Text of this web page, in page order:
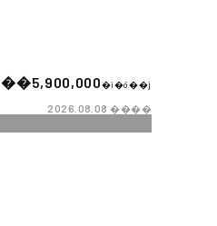
��5,900,000�i�ō��j
2026.08.08����